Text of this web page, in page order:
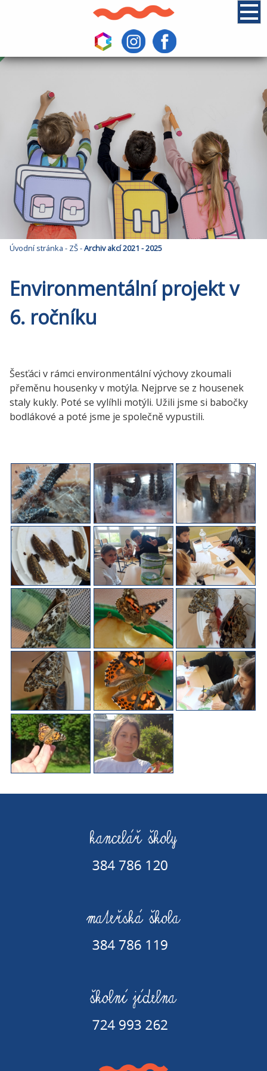
Úvodní stránka - ZŠ-Archiv akcí 2021 - 2025
Environmentální projekt v
6. ročníku
Šesťáci v rámci environmentální výchovy zkoumali
přeměnu housenky v motýla. Nejprve se z housenek
staly kukly. Poté se vylíhli motýli. Užili jsme si babočky
bodlákové a poté jsme je společně vypustili.